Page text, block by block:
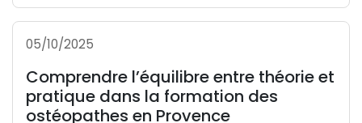
05/10/2025
Comprendre l’équilibre entre théorie et
pratique dans la formation des
ostéopathes en Provence